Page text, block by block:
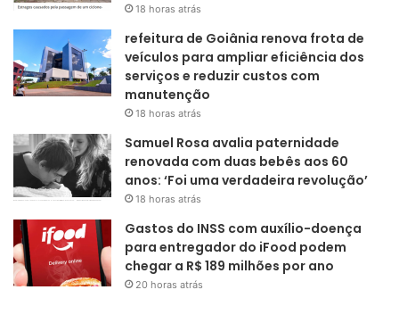
18 horas atrás
refeitura de Goiânia renova frota de
veículos para ampliar eficiência dos
serviços e reduzir custos com
manutenção
18 horas atrás
Samuel Rosa avalia paternidade
renovada com duas bebês aos 60
anos: ‘Foi uma verdadeira revolução’
18 horas atrás
Gastos do INSS com auxílio-doença
para entregador do iFood podem
chegar a R$ 189 milhões por ano
20 horas atrás